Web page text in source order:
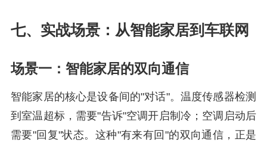
七、实战场景：从智能家居到车联网
场景一：智能家居的双向通信
智能家居的核心是设备间的"对话"。温度传感器检测
到室温超标，需要"告诉"空调开启制冷；空调启动后
需要"回复"状态。这种"有来有回"的双向通信，正是